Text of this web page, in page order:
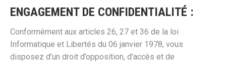
ENGAGEMENT DE CONFIDENTIALITÉ :
Conformément aux articles 26, 27 et 36 de la loi
Informatique et Libertés du 06 janvier 1978, vous
disposez d’un droit d’opposition, d’accès et de